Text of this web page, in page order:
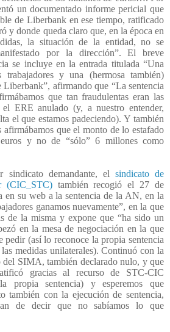
un documentado informe pericial que
de Liberbank en ese tiempo, ratificado
y donde queda claro que, en la época en
la situación de la entidad, no se
por la dirección”. El breve
se incluye en la entrada titulada “Una
y una (hermosa también)
afirmando que “La sentencia
que tan fraudulentas eran las
el ERE anulado (y, a nuestro entender,
el que estamos padeciendo). Y también
afirmábamos que el monto de lo estafado
y no de “sólo” 6 millones como
demandante, el sindicato de
(CIC_STC)también recogió el 27 de
en su web a la sentencia de la AN, en la
ganamos nuevamente”, en la que
de la misma y expone que “ha sido un
en la mesa de negociación en la que
pedir (así lo reconoce la propia sentencia
medidas unilaterales). Continuó con la
del SIMA, también declarado nulo, y que
gracias al recurso de STC-CIC
propia sentencia) y esperemos que
también con la ejecución de sentencia,
de decir que no sabíamos lo que